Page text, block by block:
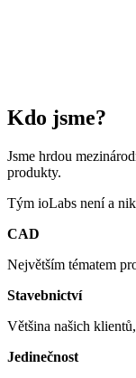
Kdo jsme?
Jsme hrdou
produkty.
Tým ioLabs není a
CAD
Největším tématem
Stavebnictví
Většina našich
Jedinečnost